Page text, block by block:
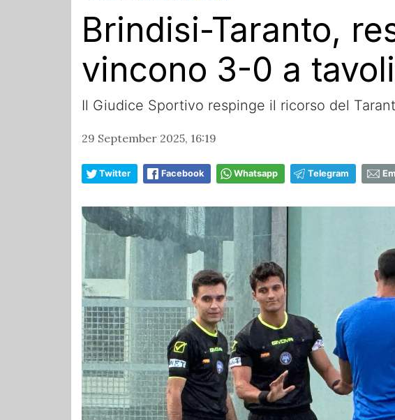
Brindisi-Taranto,
vincono 3-0 a
Il Giudice Sportivo respinge il ricorso del
29 September 2025, 16:19
Twitter Facebook Whatsapp Telegram